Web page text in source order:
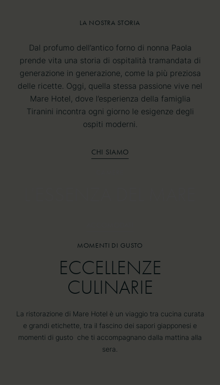
LA NOSTRA STORIA
Dal profumo dell’antico forno di nonna Paola
prende vita una storia di ospitalità tramandata di
generazione in generazione, come la più preziosa
delle ricette. Oggi, quella stessa passione vive nel
Mare Hotel, dove l’esperienza della famiglia
Tiranini incontra ogni giorno le esigenze degli
ospiti moderni.
CHI SIAMO
MOMENTI DI GUSTOMOMENTI DI GUSTO
ECCELLENZE
CULINARIE
ECCELLENZE
CULINARIE
La ristorazione di Mare Hotel è un viaggio tra cucina curata
e grandi etichette, tra il fascino dei sapori giapponesi e
momenti di gusto che ti accompagnano dalla mattina alla
sera.